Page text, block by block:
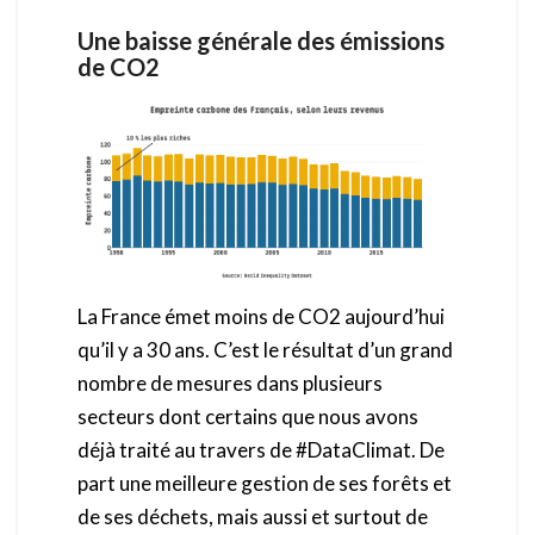
Une baisse générale des émissions
de CO2
La France émet moins de CO2 aujourd’hui
qu’il y a 30 ans. C’est le résultat d’un grand
nombre de mesures dans plusieurs
secteurs dont certains que nous avons
déjà traité au travers de #DataClimat. De
part une meilleure gestion de ses forêts et
de ses déchets, mais aussi et surtout de